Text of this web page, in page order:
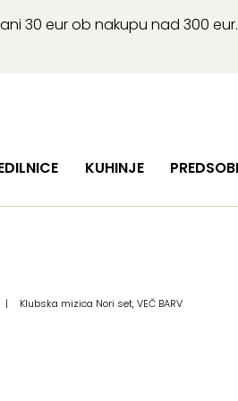
30 eur ob nakupu nad 300
KUHINJE
| Klubska mizica Nori set, VEČ BARV